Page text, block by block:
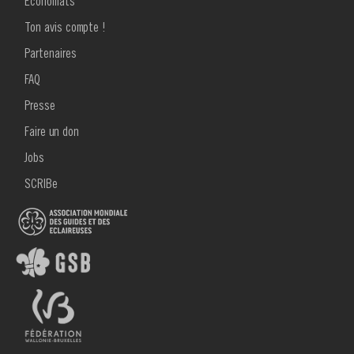
Guides
36
Mars
2024
Ton avis compte !
MENU
FOOTER
Partenaires
FAQ
Presse
Faire un don
Jobs
SCRIBe